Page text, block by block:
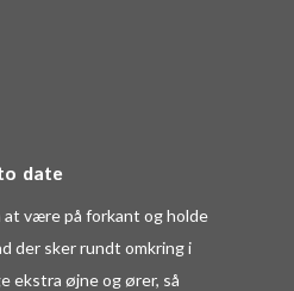
date
være på forkant og holde
der sker rundt omkring i
ekstra øjne og ører, så